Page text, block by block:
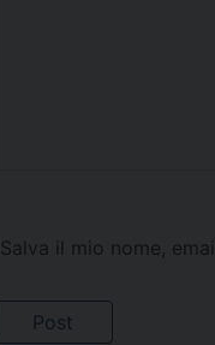
Salva il mio nome,